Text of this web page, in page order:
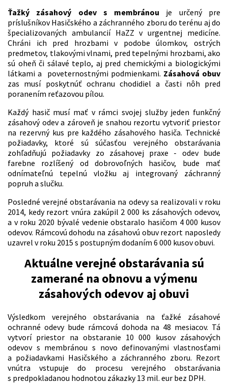
Ťažký zásahový odev s membránou je určený pre
príslušníkov Hasičského a záchranného zboru do terénu aj do
špecializovaných ambulancií HaZZ v urgentnej medicíne.
Chráni ich pred hrozbami v podobe úlomkov, ostrých
predmetov, tlakovými vlnami, pred tepelnými hrozbami, ako
sú oheň či sálavé teplo, aj pred chemickými a biologickými
látkami a poveternostnými podmienkami. Zásahová obuv
zas musí poskytnúť ochranu chodidiel a časti nôh pred
poranením reťazovou pílou.
Každý hasič musí mať v rámci svojej služby jeden funkčný
zásahový odev a zároveň je snahou rezortu vytvoriť priestor
na rezervný kus pre každého zásahového hasiča. Technické
požiadavky, ktoré sú súčasťou verejného obstarávania
zohľadňujú požiadavky zo zásahovej praxe - odev bude
farebne rozlíšený od dobrovoľných hasičov, bude mať
odnímateľnú tepelnú vložku aj integrovaný záchranný
popruh a slučku.
Posledné verejné obstarávania na odevy sa realizovali v roku
2014, kedy rezort vnúra zakúpil 2 000 ks zásahových odevov,
a v roku 2020 bývalé vedenie obstaralo hasičom 4 000 kusov
odevov. Rámcovú dohodu na zásahovú obuv rezort naposledy
uzavrel v roku 2015 s postupným dodaním 6 000 kusov obuvi.
Aktuálne verejné obstarávania sú
zamerané na obnovu a výmenu
zásahových odevov aj obuvi
Výsledkom verejného obstarávania na ťažké zásahové
ochranné odevy bude rámcová dohoda na 48 mesiacov. Tá
vytvorí priestor na obstaranie 10 000 kusov zásahových
odevov s membránou s novo definovanými vlastnosťami
a požiadavkami Hasičského a záchranného zboru. Rezort
vnútra vstupuje do procesu verejného obstarávania
s predpokladanou hodnotou zákazky 13 mil. eur bez DPH.